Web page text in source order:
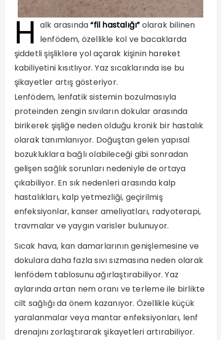
H alk arasında“fil hastalığı”olarak bilinen
lenfödem, özellikle kol ve bacaklarda
şiddetli şişliklere yol açarak kişinin hareket
kabiliyetini kısıtlıyor. Yaz sıcaklarında ise bu
şikayetler artış gösteriyor.
Lenfödem, lenfatik sistemin bozulmasıyla
proteinden zengin sıvıların dokular arasında
birikerek şişliğe neden olduğu kronik bir hastalık
olarak tanımlanıyor. Doğuştan gelen yapısal
bozukluklara bağlı olabileceği gibi sonradan
gelişen sağlık sorunları nedeniyle de ortaya
çıkabiliyor. En sık nedenleri arasında kalp
hastalıkları, kalp yetmezliği, geçirilmiş
enfeksiyonlar, kanser ameliyatları, radyoterapi,
travmalar ve yaygın varisler bulunuyor.
Sıcak hava, kan damarlarının genişlemesine ve
dokulara daha fazla sıvı sızmasına neden olarak
lenfödem tablosunu ağırlaştırabiliyor. Yaz
aylarında artan nem oranı ve terleme ile birlikte
cilt sağlığı da önem kazanıyor. Özellikle küçük
yaralanmalar veya mantar enfeksiyonları, lenf
drenajını zorlaştırarak şikayetleri artırabiliyor.